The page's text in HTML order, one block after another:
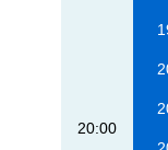
20:00